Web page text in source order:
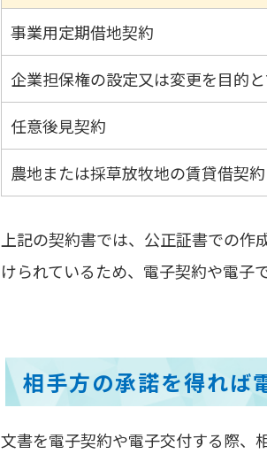
事業用定期借地契約
企業担保権の設定又は変更を目的
任意後見契約
農地または採草放牧地の賃貸借契約
上記の契約書では、公正証書での作
けられているため、電子契約や電子
相手方の承諾を得れば
文書を電子契約や電子交付する際、